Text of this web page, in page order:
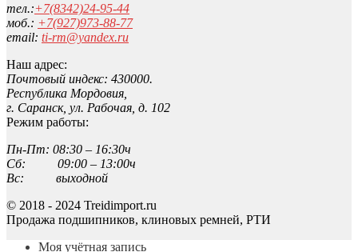
тел.:+7(8342)24-95-44
моб.: +7(927)973-88-77
email: ti-rm@yandex.ru
Наш адрес:
Почтовый индекс: 430000.
Республика Мордовия,
г. Саранск, ул. Рабочая, д. 102
Режим работы:
Пн-Пт: 08:30 – 16:30ч
Сб: 09:00 – 13:00ч
Вс: выходной
© 2018 - 2024 Treidimport.ru
Продажа подшипников, клиновых ремней, РТИ
Моя учётная запись